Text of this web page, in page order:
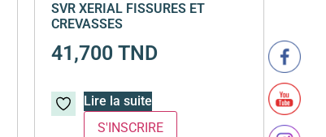
SVR XERIAL FISSURES ET
CREVASSES
41,700 TND
Lire la suite